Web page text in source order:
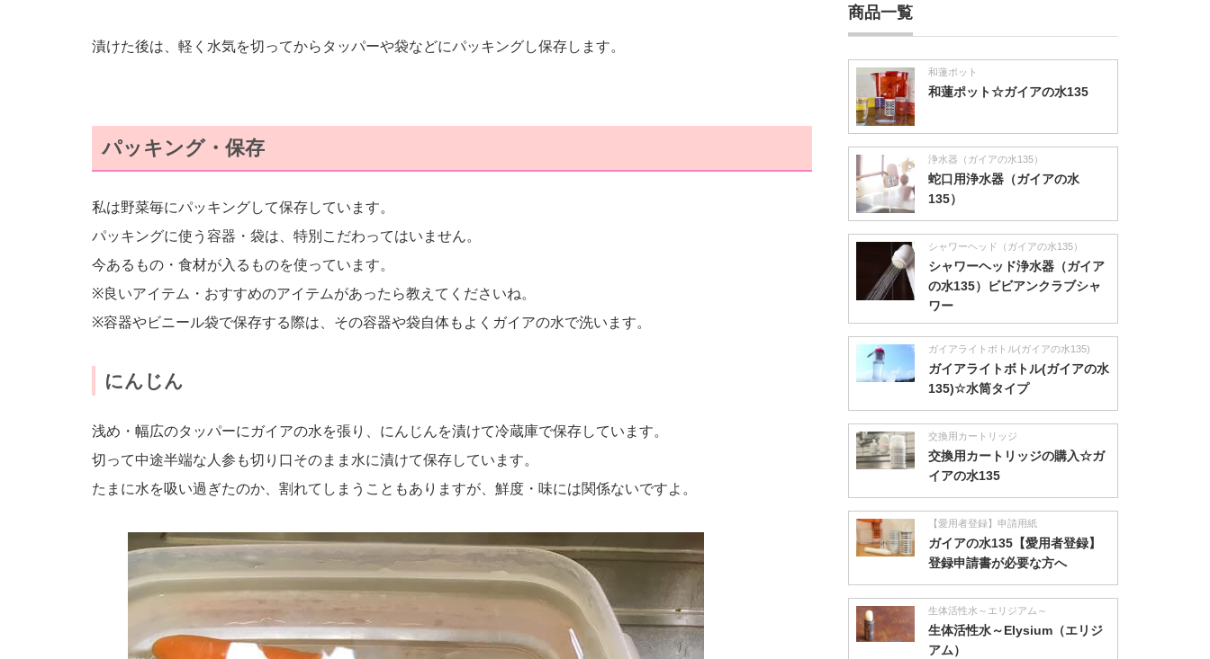
漬けた後は、軽く水気を切ってからタッパーや袋などにパッキングし保存します。
パッキング・保存
私は野菜毎にパッキングして保存しています。
パッキングに使う容器・袋は、特別こだわってはいません。
今あるもの・食材が入るものを使っています。
※良いアイテム・おすすめのアイテムがあったら教えてくださいね。
※容器やビニール袋で保存する際は、その容器や袋自体もよくガイアの水で洗います。
にんじん
浅め・幅広のタッパーにガイアの水を張り、にんじんを漬けて冷蔵庫で保存しています。
切って中途半端な人参も切り口そのまま水に漬けて保存しています。
たまに水を吸い過ぎたのか、割れてしまうこともありますが、鮮度・味には関係ないですよ。
商品一覧
和蓮ポット
和蓮ポット☆ガイアの水135
浄水器（ガイアの水135）
蛇口用浄水器（ガイアの水
135）
シャワーヘッド（ガイアの水135）
シャワーヘッド浄水器（ガイア
の水135）ビビアンクラブシャ
ワー
ガイアライトボトル(ガイアの水135)
ガイアライトボトル(ガイアの水
135)☆水筒タイプ
交換用カートリッジ
交換用カートリッジの購入☆ガ
イアの水135
【愛用者登録】申請用紙
ガイアの水135【愛用者登録】
登録申請書が必要な方へ
生体活性水～エリジアム～
生体活性水～Elysium（エリジ
アム）